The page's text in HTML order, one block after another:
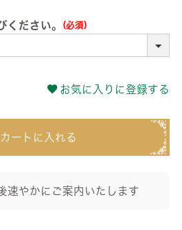
ください。
お気に入りに登録する
カートに入れる
速やかにご案内いたします